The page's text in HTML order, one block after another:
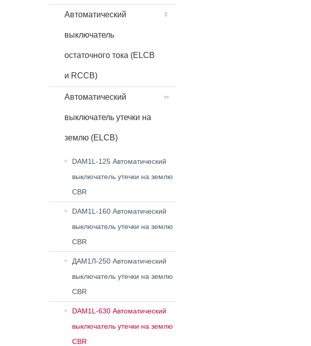
Автоматический
выключатель
остаточного тока (ELCB
и RCCB)
Автоматический
выключатель утечки на
землю (ELCB)
DAM1L-125 Автоматический
выключатель утечки на землю
CBR
DAM1L-160 Автоматический
выключатель утечки на землю
CBR
ДАМ1Л-250 Автоматический
выключатель утечки на землю
CBR
DAM1L-630 Автоматический
выключатель утечки на землю
CBR